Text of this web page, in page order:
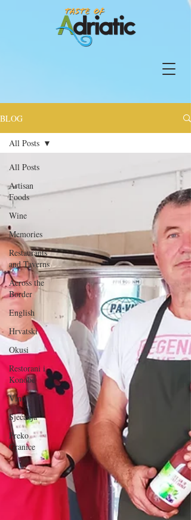
BLOG
All Posts
Artisan
Foods
Wine
Memories
Restaurants
and Taverns
Across the
Border
English
Hrvatski
Okusi
Restorani i
Konobe
Vino
Sjećanja
Preko
Granice
All Posts